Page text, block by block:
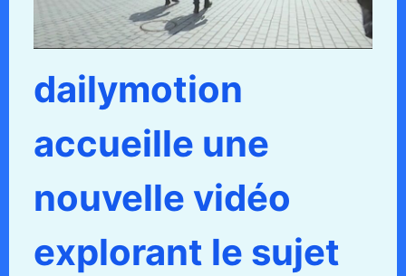
dailymotion
accueille une
nouvelle vidéo
explorant le sujet